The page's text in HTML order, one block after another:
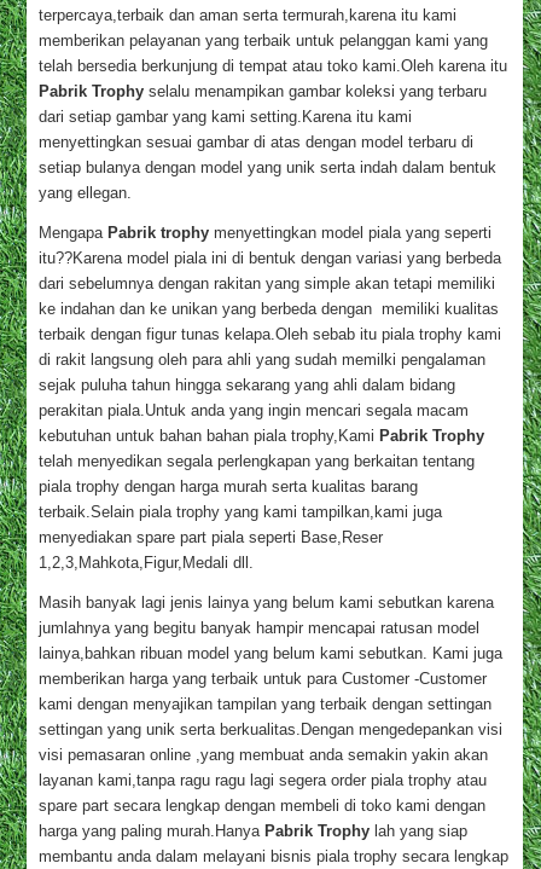
terpercaya,terbaik dan aman serta termurah,karena itu kami
memberikan pelayanan yang terbaik untuk pelanggan kami yang
telah bersedia berkunjung di tempat atau toko kami.Oleh karena itu
Pabrik Trophy selalu menampikan gambar koleksi yang terbaru
dari setiap gambar yang kami setting.Karena itu kami
menyettingkan sesuai gambar di atas dengan model terbaru di
setiap bulanya dengan model yang unik serta indah dalam bentuk
yang ellegan.
Mengapa Pabrik trophy menyettingkan model piala yang seperti
itu??Karena model piala ini di bentuk dengan variasi yang berbeda
dari sebelumnya dengan rakitan yang simple akan tetapi memiliki
ke indahan dan ke unikan yang berbeda dengan memiliki kualitas
terbaik dengan figur tunas kelapa.Oleh sebab itu piala trophy kami
di rakit langsung oleh para ahli yang sudah memilki pengalaman
sejak puluha tahun hingga sekarang yang ahli dalam bidang
perakitan piala.Untuk anda yang ingin mencari segala macam
kebutuhan untuk bahan bahan piala trophy,Kami Pabrik Trophy
telah menyedikan segala perlengkapan yang berkaitan tentang
piala trophy dengan harga murah serta kualitas barang
terbaik.Selain piala trophy yang kami tampilkan,kami juga
menyediakan spare part piala seperti Base,Reser
1,2,3,Mahkota,Figur,Medali dll.
Masih banyak lagi jenis lainya yang belum kami sebutkan karena
jumlahnya yang begitu banyak hampir mencapai ratusan model
lainya,bahkan ribuan model yang belum kami sebutkan. Kami juga
memberikan harga yang terbaik untuk para Customer -Customer
kami dengan menyajikan tampilan yang terbaik dengan settingan
settingan yang unik serta berkualitas.Dengan mengedepankan visi
visi pemasaran online ,yang membuat anda semakin yakin akan
layanan kami,tanpa ragu ragu lagi segera order piala trophy atau
spare part secara lengkap dengan membeli di toko kami dengan
harga yang paling murah.Hanya Pabrik Trophy lah yang siap
membantu anda dalam melayani bisnis piala trophy secara lengkap